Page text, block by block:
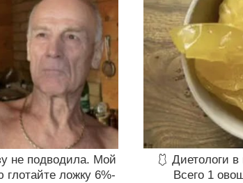
не подводила. Мой
ложку 6%-
🩱 Диетологи
Всего 1